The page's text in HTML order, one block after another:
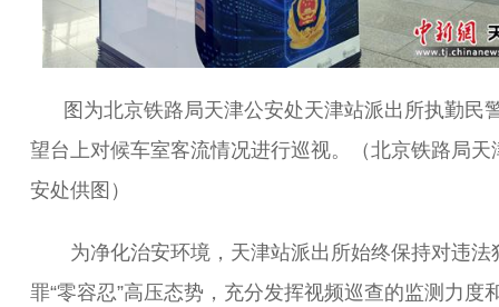
图为北京铁路局天津公安处天津站派出所执勤民
望台上对候车室客流情况进行巡视。（北京铁路局天
安处供图）
为净化治安环境，天津站派出所始终保持对违法
罪“零容忍”高压态势，充分发挥视频巡查的监测力度